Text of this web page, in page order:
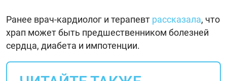
Ранее врач-кардиолог и терапевт рассказала, что
храп может быть предшественником болезней
сердца, диабета и импотенции.